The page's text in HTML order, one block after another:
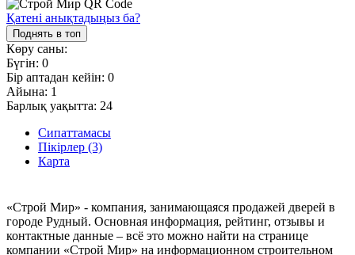
Қатені анықтадыңыз ба?
Поднять в топ
Көру саны:
Бүгін: 0
Бір аптадан кейін: 0
Айына: 1
Барлық уақытта: 24
Сипаттамасы
Пікірлер (3)
Карта
«Строй Мир» - компания, занимающаяся продажей дверей в
городе Рудный. Основная информация, рейтинг, отзывы и
контактные данные – всё это можно найти на странице
компании «Строй Мир» на информационном строительном